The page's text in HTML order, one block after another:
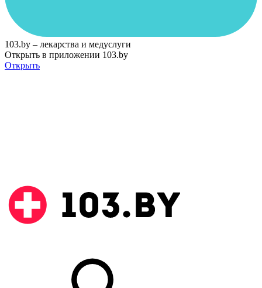
103.by – лекарства и медуслуги
Открыть в приложении 103.by
Открыть